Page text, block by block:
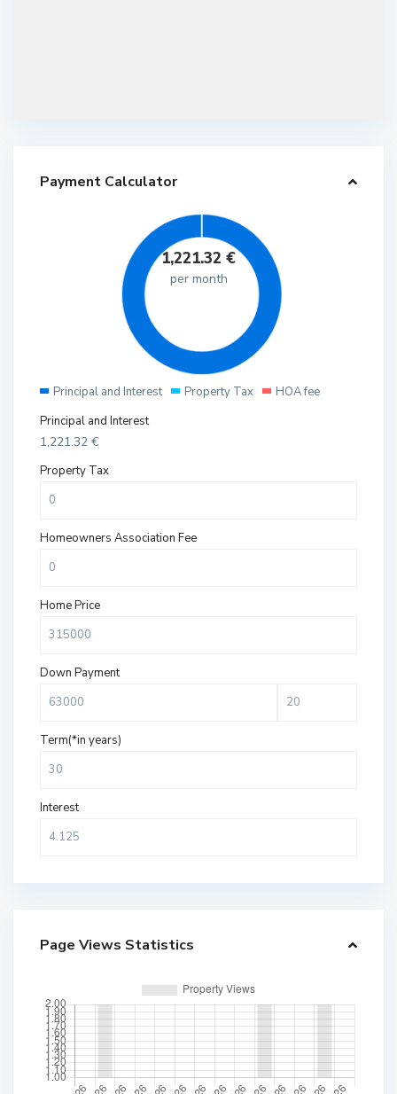
Payment Calculator
1,221.32 €
per month
Principal and Interest Property Tax
HOA fee
Principal and Interest
1,221.32 €
Property Tax
Homeowners Association Fee
Home Price
Down Payment
Term(*in years)
Interest
Page Views Statistics